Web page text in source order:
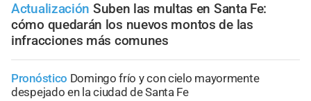
Actualización Suben las multas en Santa Fe:
cómo quedarán los nuevos montos de las
infracciones más comunes
Pronóstico Domingo frío y con cielo mayormente
despejado en la ciudad de Santa Fe